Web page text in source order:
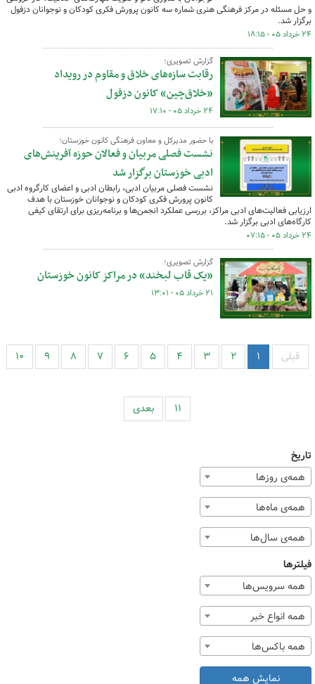
و حل مسئله در مرکز فرهنگی هنری شماره سه کانون پرورش فکری کودکان و نوجوانان دزفول
برگزار شد.
۲۴ خرداد ۰۵ - ۱۸:۱۵
گزارش تصویری؛
رقابت سازه‌های خلاق و مقاوم در رویداد
«خلاق‌چین» کانون دزفول
۲۴ خرداد ۰۵ - ۱۷:۱۰
با حضور مدیرکل و معاون فرهنگی کانون خوزستان؛
نشست فصلی مربیان و فعالان حوزه آفرینش‌های
ادبی خوزستان برگزار شد
نشست فصلی مربیان ادبی، رابطان ادبی و اعضای کارگروه ادبی
کانون پرورش فکری کودکان و نوجوانان خوزستان با هدف
ارزیابی فعالیت‌های ادبی مراکز، بررسی عملکرد انجمن‌ها و برنامه‌ریزی برای ارتقای کیفی
کارگاه‌های ادبی برگزار شد.
۲۴ خرداد ۰۵ - ۰۷:۱۵
گزارش تصویری؛
«یک قاب لبخند» در مراکز کانون خوزستان
۲۱ خرداد ۰۵ - ۱۳:۰۱
قبلی ۱ ۲ ۳ ۴ ۵ ۶ ۷ ۸ ۹ ۱۰
۱۱ بعدی
تاریخ
همه‌ی روزها
همه‌ی ماه‌ها
همه‌ی سال‌ها
فیلترها
همه سرویس‌ها
همه انواع خبر
همه باکس‌ها
نمایش همه